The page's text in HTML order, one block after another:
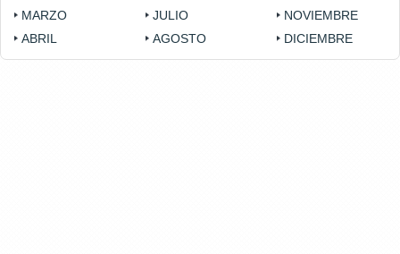
MARZO
ABRIL
JULIO
AGOSTO
NOVIEMBRE
DICIEMBRE